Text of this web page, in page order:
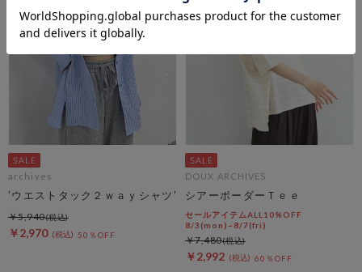
archives
’ウエストタック２ｗａｙシャツ’
￥2,970 50％OFF
￥5,940
DOUX ARCHIVES
シアーボーダーＴｅｅ
セールアイテムALL10%OFF
8/3(mon)~8/7(fri)
￥2,992 60％OFF
￥7,480